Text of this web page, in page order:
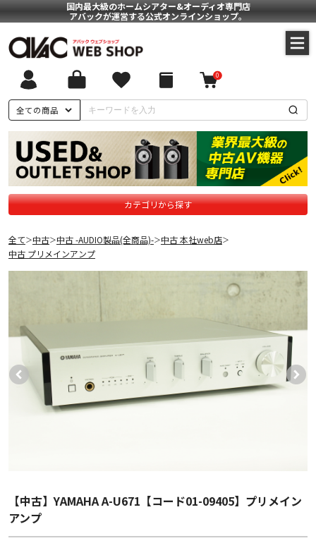
国内最大級のホームシアター&オーディオ専門店
アバックが運営する公式オンラインショップ。
全ての商品
0
カテゴリから探す
全て＞中古＞中古 -AUDIO製品(全商品)-＞中古 本社web店＞
中古 プリメインアンプ
【中古】YAMAHA A-U671【コード01-09405】プリメイン
アンプ